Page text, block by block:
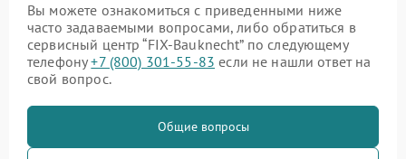
Вы можете ознакомиться с приведенными ниже
часто задаваемыми вопросами, либо обратиться в
сервисный центр “FIX-Bauknecht” по следующему
телефону+7 (800) 301-55-83 если не нашли ответ на
свой вопрос.
Общие вопросы